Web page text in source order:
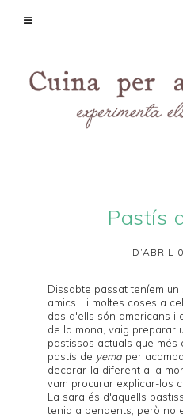
Pastís
D’ABRIL
Dissabte passat teníem
amics... i moltes coses a
dos d'ells són americans i
de la mona, vaig preparar
pastissos actuals que més
pastís de yema per
decorar-la diferent a la
vam procurar explicar-los
La sara és d'aquells
tenia a pendents, però no